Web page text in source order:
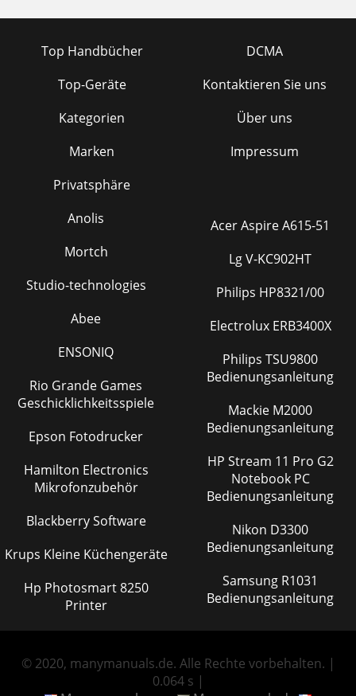
Top Handbücher
Top-Geräte
Kategorien
Marken
Privatsphäre
DCMA
Kontaktieren Sie uns
Über uns
Impressum
Anolis
Mortch
Studio-technologies
Abee
ENSONIQ
Rio Grande Games
Geschicklichkeitsspiele
Epson Fotodrucker
Hamilton Electronics
Mikrofonzubehör
Blackberry Software
Krups Kleine Küchengeräte
Hp Photosmart 8250
Printer
Acer Aspire A615-51
Lg V-KC902HT
Philips HP8321/00
Electrolux ERB3400X
Philips TSU9800
Bedienungsanleitung
Mackie M2000
Bedienungsanleitung
HP Stream 11 Pro G2
Notebook PC
Bedienungsanleitung
Nikon D3300
Bedienungsanleitung
Samsung R1031
Bedienungsanleitung
© 2020, manymanuals.de. Alle Rechte vorbehalten. |
0.064 s |